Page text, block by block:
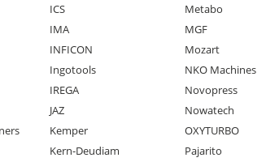
ICS
IMA
INFICON
Ingotools
IREGA
JAZ
Kemper
Kern-Deudiam
Metabo
MGF
Mozart
NKO Machines
Novopress
Nowatech
OXYTURBO
Pajarito